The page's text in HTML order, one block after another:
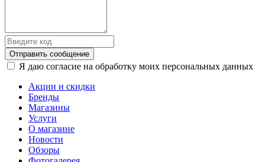
Отправить сообщение
Я даю согласие на обработку моих персональных данных
Акции и скидки
Бренды
Магазины
Услуги
О магазине
Новости
Обзоры